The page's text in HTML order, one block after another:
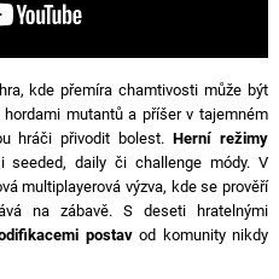
kde přemíra chamtivosti může být
mutantů a příšer v tajemném
hráči přivodit bolest.Herní režimy
daily či challenge módy. V
multiplayerová výzva, kde se prověří
na zábavě. S deseti hratelnými
postavod komunity nikdy